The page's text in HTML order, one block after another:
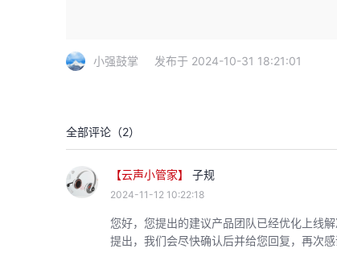
小强鼓掌 发布于 2024-10-31 18:21:01
全部评论（2）
【云声小管家】 子规
2024-11-12 10:22:18
您好，您提出的建议产品团队已经优化上线
提出，我们会尽快确认后并给您回复，再次感